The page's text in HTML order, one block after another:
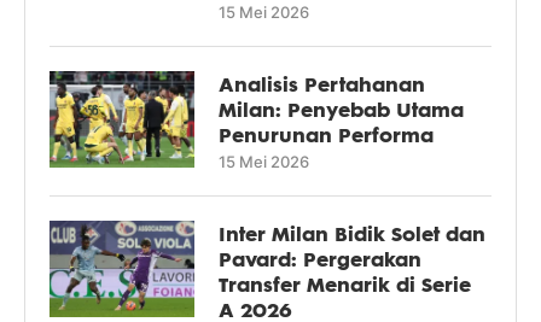
15 Mei 2026
Analisis Pertahanan
Milan: Penyebab Utama
Penurunan Performa
15 Mei 2026
Inter Milan Bidik Solet dan
Pavard: Pergerakan
Transfer Menarik di Serie
A 2026